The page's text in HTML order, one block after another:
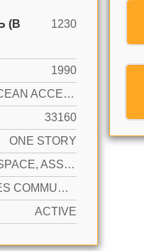
(В
1230
1990
OCEAN ACCESS
33160
ONE STORY
1 SPACE, ASSIGNED, AWNING, COVERED, DETACHED, PARKING GARAGE
YES COMMUNITY, CONCRETE, HEATED
ACTIVE